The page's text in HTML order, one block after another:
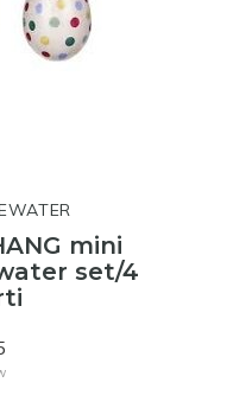
mini
set/4